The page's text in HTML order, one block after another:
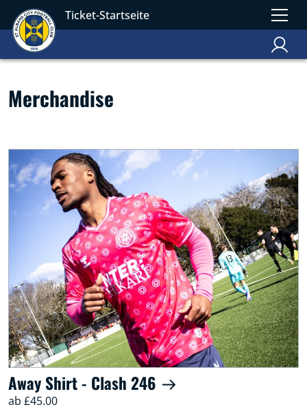
Ticket-Startseite
Merchandise
Away Shirt - Clash 246
ab £45.00